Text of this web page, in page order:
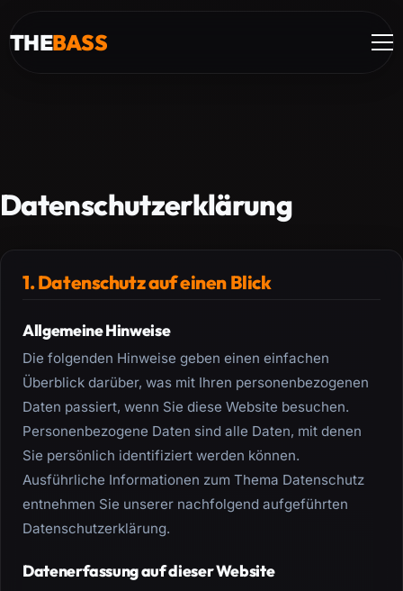
THEBASS
Datenschutzerklärung
1. Datenschutz auf einen Blick
Allgemeine Hinweise
Die folgenden Hinweise geben einen einfachen
Überblick darüber, was mit Ihren personenbezogenen
Daten passiert, wenn Sie diese Website besuchen.
Personenbezogene Daten sind alle Daten, mit denen
Sie persönlich identifiziert werden können.
Ausführliche Informationen zum Thema Datenschutz
entnehmen Sie unserer nachfolgend aufgeführten
Datenschutzerklärung.
Datenerfassung auf dieser Website